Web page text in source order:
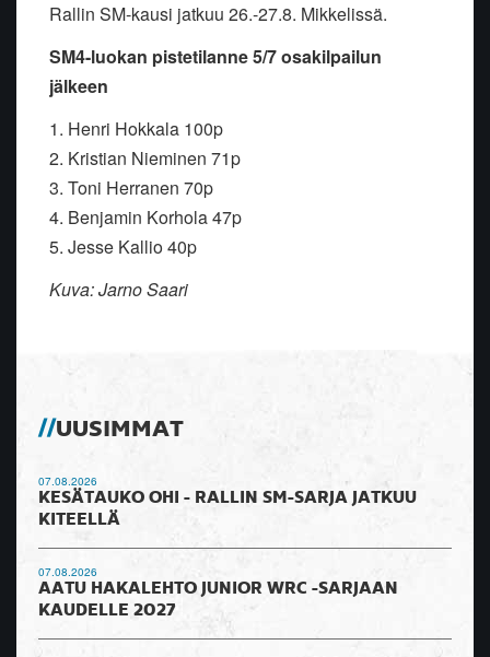
Rallin SM-kausi jatkuu 26.-27.8. Mikkelissä.
SM4-luokan pistetilanne 5/7 osakilpailun
jälkeen
1. Henri Hokkala 100p
2. Kristian Nieminen 71p
3. Toni Herranen 70p
4. Benjamin Korhola 47p
5. Jesse Kallio 40p
Kuva: Jarno Saari
UUSIMMAT
07.08.2026
KESÄTAUKO OHI - RALLIN SM-SARJA JATKUU
KITEELLÄ
07.08.2026
AATU HAKALEHTO JUNIOR WRC -SARJAAN
KAUDELLE 2027